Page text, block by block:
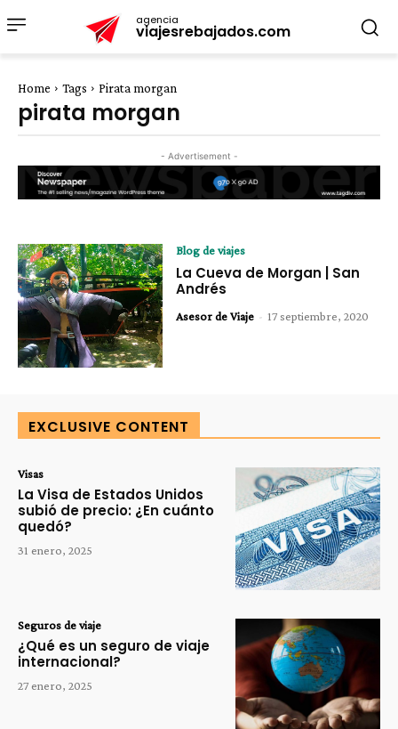
agencia
viajesrebajados.com
Home Tags Pirata morgan
pirata morgan
- Advertisement -
Blog de viajes
La Cueva de Morgan | San
Andrés
Asesor de Viaje - 17 septiembre, 2020
EXCLUSIVE CONTENT
Visas
La Visa de Estados Unidos
subió de precio: ¿En cuánto
quedó?
31 enero, 2025
Seguros de viaje
¿Qué es un seguro de viaje
internacional?
27 enero, 2025